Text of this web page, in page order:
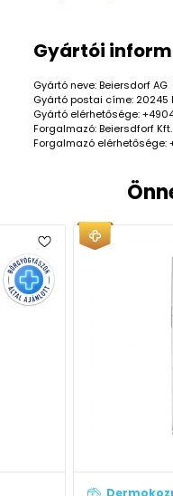
Gyártói
Gyártó neve: Beiersdorf AG
Gyártó postai címe: 20245
Gyártó elérhetősége:
Forgalmazó: Beiersdforf
Forgalmazó elérhetősége: